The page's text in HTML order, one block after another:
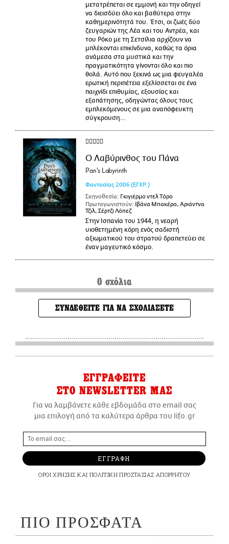
μετατρέπεται σε εμμονή και την οδηγεί
να διεισδύει όλο και βαθύτερα στην
καθημερινότητά του. Έτσι, οι ζωές δύο
ζευγαριών της Λέα και του Αντρέα, και
του Ρόκο με τη Σετσίλια αρχίζουν να
μπλέκονται επικίνδυνα, καθώς τα όρια
ανάμεσα στα μυστικά και την
πραγματικότητα γίνονται όλο και πιο
θολά. Αυτό που ξεκινά ως μια φευγαλέα
ερωτική περιπέτεια εξελίσσεται σε ένα
παιχνίδι επιθυμίας, εξουσίας και
εξαπάτησης, οδηγώντας όλους τους
εμπλεκόμενους σε μια αναπόφευκτη
σύγκρουση…
Ο Λαβύρινθος του Πάνα
Pan's Labyrinth
Φαντασίας 2006 (ΕΓΧΡ.)
Σκηνοθεσία: Γκιγιέρμο ντελ Τόρο
Πρωταγωνιστούν: Ιβάνα Μπακέρο, Αριάντνα
Τζιλ, Σέρτζι Λόπεζ
Στην Ισπανία του 1944, η νεαρή
υιοθετημένη κόρη ενός σαδιστή
αξιωματικού του στρατού δραπετεύει σε
έναν μαγευτικό κόσμο.
0 σχόλια
ΣΥΝΔΕΘΕΙΤΕ ΓΙΑ ΝΑ ΣΧΟΛΙΑΣΕΤΕ
ΕΓΓΡΑΦΕΙΤΕ
ΣΤΟ NEWSLETTER ΜΑΣ
Για να λαμβάνετε κάθε εβδομάδα στο email σας
μια επιλογή από τα καλύτερα άρθρα του lifo.gr
ΕΓΓΡΑΦΗ
ΟΡΟΙ ΧΡΗΣΗΣ ΚΑΙ ΠΟΛΙΤΙΚΗ ΠΡΟΣΤΑΣΙΑΣ ΑΠΟΡΡΗΤΟΥ
ΠΙΟ ΠΡΟΣΦΑΤΑ